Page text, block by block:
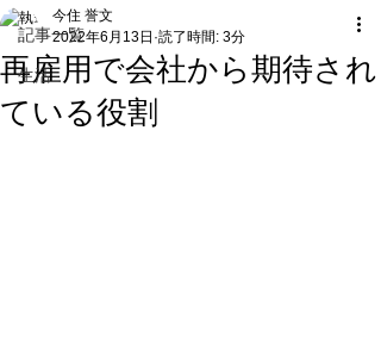
記事一覧
生活
再雇用で会社から期待され
ている役割
今住 誉文
2022年6月13日 読了時間: 3分